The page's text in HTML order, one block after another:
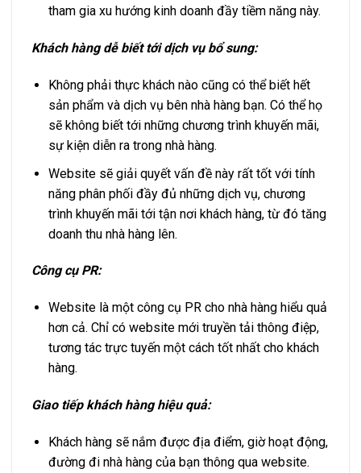
tham gia xu hướng kinh doanh đầy tiềm năng này.
Khách hàng dễ biết tới dịch vụ bổ sung:
Không phải thực khách nào cũng có thể biết hết
sản phẩm và dịch vụ bên nhà hàng bạn. Có thể họ
sẽ không biết tới những chương trình khuyến mãi,
sự kiện diễn ra trong nhà hàng.
Website sẽ giải quyết vấn đề này rất tốt với tính
năng phân phối đầy đủ những dịch vụ, chương
trình khuyến mãi tới tận nơi khách hàng, từ đó tăng
doanh thu nhà hàng lên.
Công cụ PR:
Website là một công cụ PR cho nhà hàng hiểu quả
hơn cả. Chỉ có website mới truyền tải thông điệp,
tương tác trực tuyến một cách tốt nhất cho khách
hàng.
Giao tiếp khách hàng hiệu quả:
Khách hàng sẽ nắm được địa điểm, giờ hoạt động,
đường đi nhà hàng của bạn thông qua website.